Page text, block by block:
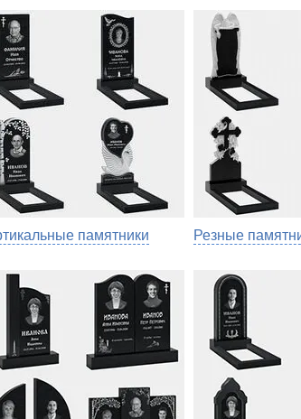
памятники Резные